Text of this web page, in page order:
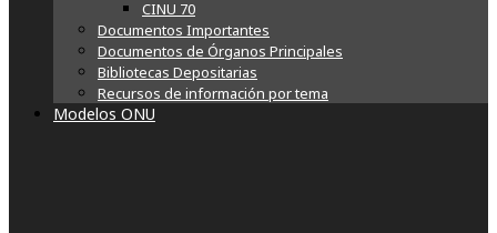
CINU 70
Documentos Importantes
Documentos de Órganos Principales
Bibliotecas Depositarias
Recursos de información por tema
Modelos ONU